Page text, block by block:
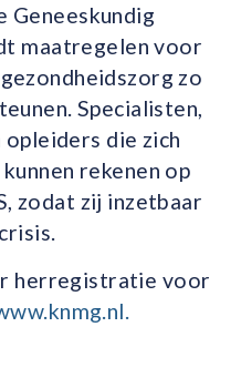
Geneeskundig
maatregelen voor
zo
Specialisten,
die zich
rekenen op
zodat zij inzetbaar
herregistratie voor